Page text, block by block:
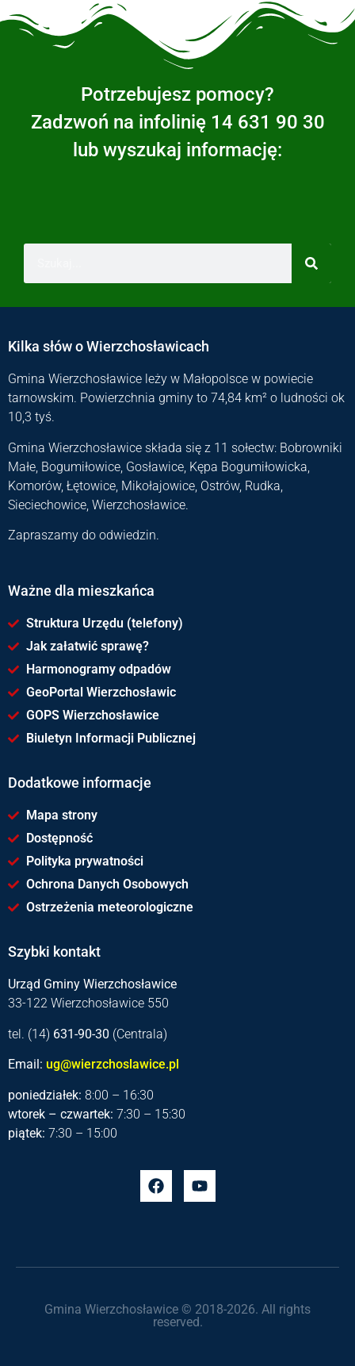
Potrzebujesz pomocy?
Zadzwoń na infolinię 14 631 90 30
lub wyszukaj informację:
Kilka słów o Wierzchosławicach
Gmina Wierzchosławice leży w Małopolsce w powiecie
tarnowskim. Powierzchnia gminy to 74,84 km² o ludności ok
10,3 tyś.
Gmina Wierzchosławice składa się z 11 sołectw: Bobrowniki
Małe, Bogumiłowice, Gosławice, Kępa Bogumiłowicka,
Komorów, Łętowice, Mikołajowice, Ostrów, Rudka,
Sieciechowice, Wierzchosławice.
Zapraszamy do odwiedzin.
Ważne dla mieszkańca
Struktura Urzędu (telefony)
Jak załatwić sprawę?
Harmonogramy odpadów
GeoPortal Wierzchosławic
GOPS Wierzchosławice
Biuletyn Informacji Publicznej
Dodatkowe informacje
Mapa strony
Dostępność
Polityka prywatności
Ochrona Danych Osobowych
Ostrzeżenia meteorologiczne
Szybki kontakt
Urząd Gminy Wierzchosławice
33-122 Wierzchosławice 550
tel. (14) 631-90-30 (Centrala)
Email: ug@wierzchoslawice.pl
poniedziałek: 8:00 – 16:30
wtorek – czwartek: 7:30 – 15:30
piątek: 7:30 – 15:00
Gmina Wierzchosławice © 2018-2026. All rights
reserved.